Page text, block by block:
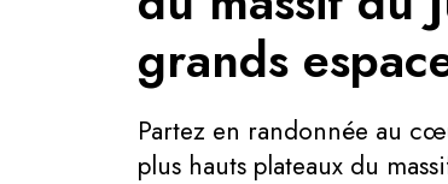
grands
Partez en randonnée au
plus hauts plateaux du